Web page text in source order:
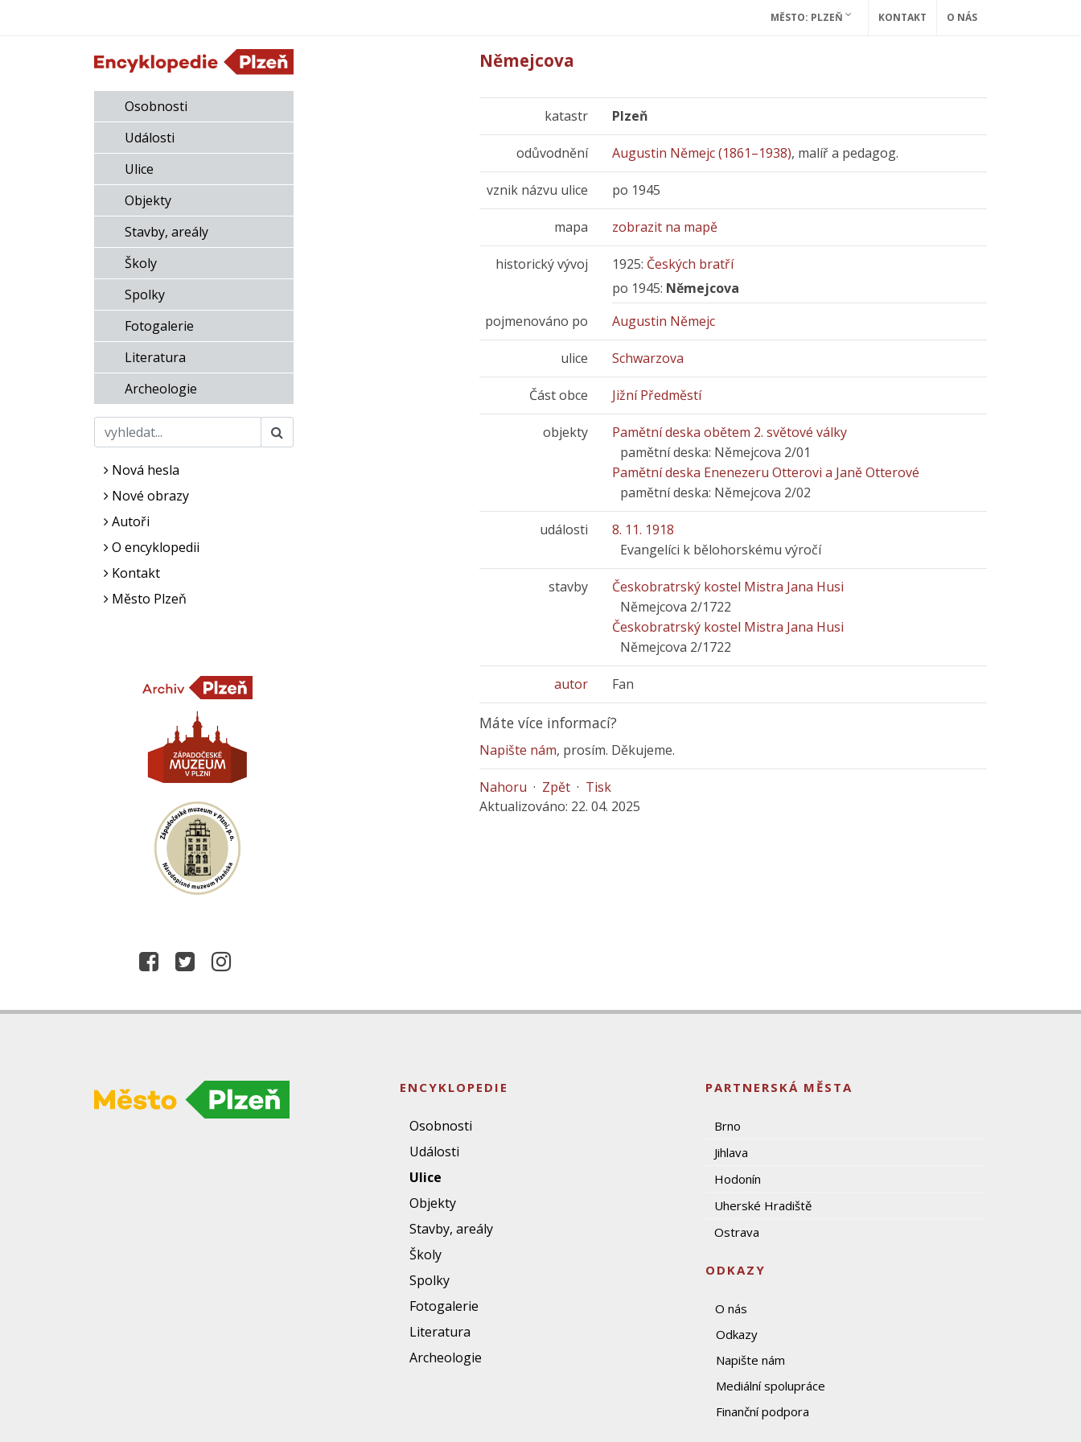
MĚSTO: PLZEŇ KONTAKT O NÁS
Osobnosti
Události
Ulice
Objekty
Stavby, areály
Školy
Spolky
Fotogalerie
Literatura
Archeologie
Nová hesla
Nové obrazy
Autoři
O encyklopedii
Kontakt
Město Plzeň
Němejcova
katastr Plzeň
odůvodnění Augustin Němejc (1861–1938), malíř a pedagog.
vznik názvu ulice po 1945
mapa zobrazit na mapě
historický vývoj 1925: Českých bratří
po 1945: Němejcova
pojmenováno po
Augustin Němejc
ulice Schwarzova
Část obce Jižní Předměstí
objekty
Pamětní deska obětem 2. světové války
pamětní deska: Němejcova 2/01
Pamětní deska Enenezeru Otterovi a Janě Otterové
pamětní deska: Němejcova 2/02
události
8. 11. 1918
Evangelíci k bělohorskému výročí
stavby
Českobratrský kostel Mistra Jana Husi
Němejcova 2/1722
Českobratrský kostel Mistra Jana Husi
Němejcova 2/1722
autor Fan
Máte více informací?
Napište nám, prosím. Děkujeme.
Nahoru · Zpět · Tisk
Aktualizováno: 22. 04. 2025
ENCYKLOPEDIE
Osobnosti
Události
Ulice
Objekty
Stavby, areály
Školy
Spolky
Fotogalerie
Literatura
Archeologie
PARTNERSKÁ MĚSTA
Brno
Jihlava
Hodonín
Uherské Hradiště
Ostrava
ODKAZY
O nás
Odkazy
Napište nám
Mediální spolupráce
Finanční podpora